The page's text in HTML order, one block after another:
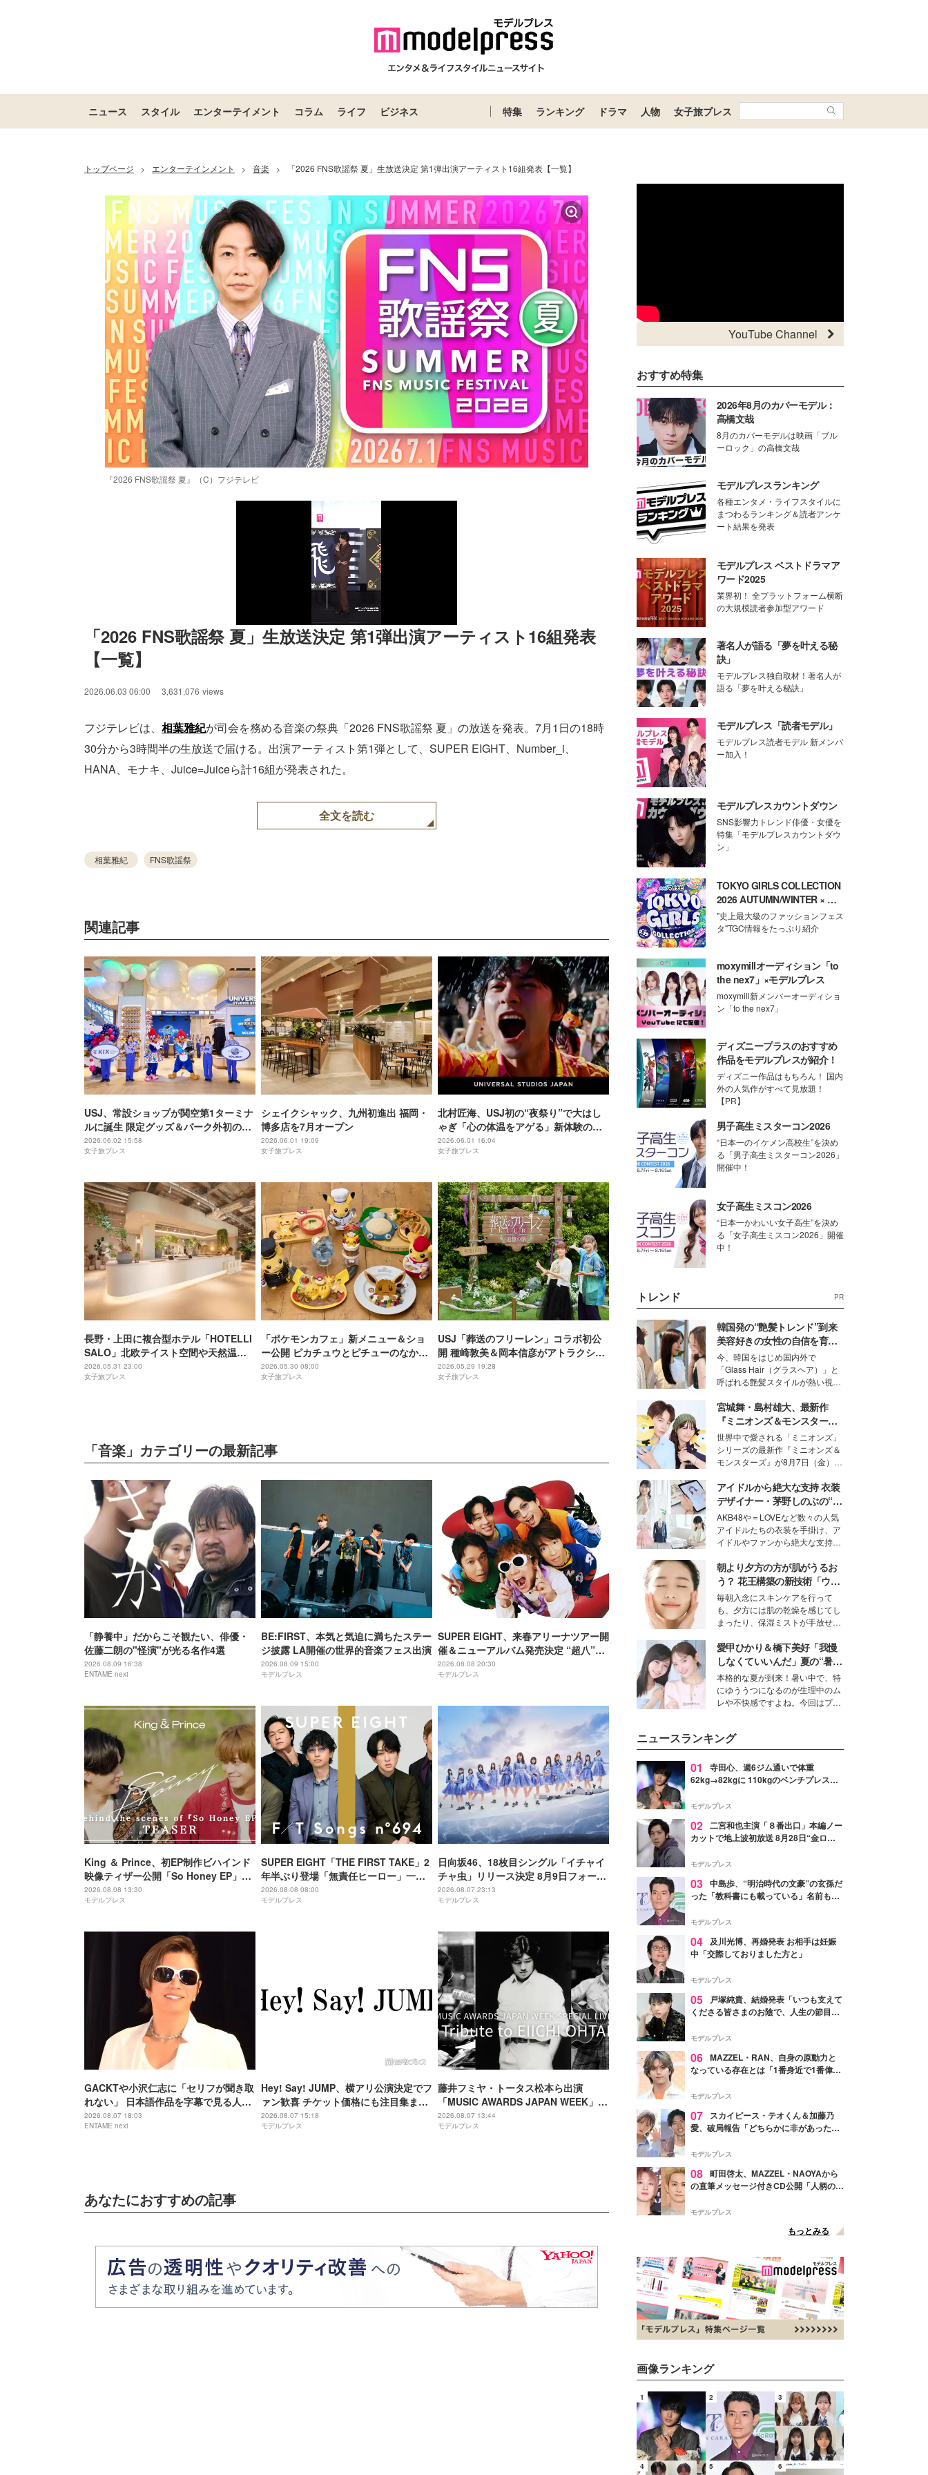
ニュース スタイル エンターテイメント コラム ライフ ビジネス 特集 ランキング ドラマ 人物 女子旅プレス
トップページ > エンターテインメント > 音楽 > 「2026 FNS歌謡祭 夏」生放送決定 第1弾出演アーティスト16組発表【一覧】
『2026 FNS歌謡祭 夏』（C）フジテレビ
「2026 FNS歌謡祭 夏」生放送決定 第1弾出演アーティスト16組発表
【一覧】
2026.06.03 06:00 3,631,076 views
フジテレビは、 相葉雅紀が司会を務める音楽の祭典「2026 FNS歌謡祭 夏」の放送を発表。7月1日の18時
30分から3時間半の生放送で届ける。出演アーティスト第1弾として、SUPER EIGHT、Number_i、
HANA、モナキ、Juice=Juiceら計16組が発表された。
全文を読む
相葉雅紀 FNS歌謡祭
関連記事
USJ、常設ショップが関空第1ターミナ
ルに誕生 限定グッズ＆パーク外初の専
用自販機も
2026.06.02 15:58
女子旅プレス
シェイクシャック、九州初進出 福岡・
博多店を7月オープン
2026.06.01 19:09
女子旅プレス
北村匠海、USJ初の“夜祭り”で大はし
ゃぎ「心の体温をアゲる」新体験の魅
力アピール
2026.06.01 16:04
女子旅プレス
長野・上田に複合型ホテル「HOTELLI
SALO」北欧テイスト空間や天然温泉
＆サウナで心身を整える
2026.05.31 23:00
女子旅プレス
「ポケモンカフェ」新メニュー＆ショ
ー公開 ピカチュウとピチューのなかよ
しカレーなど全6種
2026.05.30 08:00
女子旅プレス
USJ「葬送のフリーレン」コラボ初公
開 種崎敦美＆岡本信彦がアトラクショ
ン体験「涙が出そうに」
2026.05.29 19:28
女子旅プレス
「音楽」カテゴリーの最新記事
「静養中」だからこそ観たい、俳優・
佐藤二朗の"怪演"が光る名作4選
2026.08.09 16:38
ENTAME next
BE:FIRST、本気と気迫に満ちたステー
ジ披露 LA開催の世界的音楽フェス出演
2026.08.09 15:00
モデルプレス
SUPER EIGHT、来春アリーナツアー開
催＆ニューアルバム発売決定 “超八”の
日にサプライズ発表
2026.08.08 20:30
モデルプレス
King ＆ Prince、初EP制作ビハインド
映像ティザー公開「So Honey EP」初
回限定盤B収録
2026.08.08 13:30
モデルプレス
SUPER EIGHT「THE FIRST TAKE」2
年半ぶり登場「無責任ヒーロー」一発
撮り 令和8年8月8日公開・THEイナズ
マ戦隊と特別パフォーマンス
2026.08.08 08:00
モデルプレス
日向坂46、18枚目シングル「イチャイ
チャ虫」リリース決定 8月9日フォーメ
ーション発表へ
2026.08.07 23:13
モデルプレス
GACKTや小沢仁志に「セリフが聞き取
れない」 日本語作品を字幕で見る人が
増えている背景
2026.08.07 18:03
ENTAME next
Hey! Say! JUMP、横アリ公演決定でフ
ァン歓喜 チケット価格にも注目集まる
「激アツ」「平成に戻ったみたい」
2026.08.07 15:18
モデルプレス
藤井フミヤ・トータス松本ら出演
「MUSIC AWARDS JAPAN WEEK」人
気2公演、Leminoで配信決定
2026.08.07 13:44
モデルプレス
あなたにおすすめの記事
YouTube Channel
おすすめ特集
2026年8月のカバーモデル：
高橋文哉
8月のカバーモデルは映画「ブル
ーロック」の高橋文哉
モデルプレスランキング
各種エンタメ・ライフスタイルに
まつわるランキング＆読者アンケ
ート結果を発表
モデルプレス ベストドラマア
ワード2025
業界初！ 全プラットフォーム横断
の大規模読者参加型アワード
著名人が語る「夢を叶える秘
訣」
モデルプレス独自取材！著名人が
語る「夢を叶える秘訣」
モデルプレス「読者モデル」
モデルプレス読者モデル 新メンバ
ー加入！
モデルプレスカウントダウン
SNS影響力トレンド俳優・女優を
特集「モデルプレスカウントダウ
ン」
TOKYO GIRLS COLLECTION
2026 AUTUMN/WINTER × モ
デルプレス
"史上最大級のファッションフェス
タ"TGC情報をたっぷり紹介
moxymillオーディション「to
the nex7」×モデルプレス
moxymill新メンバーオーディショ
ン「to the nex7」
ディズニープラスのおすすめ
作品をモデルプレスが紹介！
ディズニー作品はもちろん！ 国内
外の人気作がすべて見放題！
【PR】
男子高生ミスターコン2026
“日本一のイケメン高校生”を決め
る「男子高生ミスターコン2026」
開催中！
女子高生ミスコン2026
“日本一かわいい女子高生”を決め
る「女子高生ミスコン2026」開催
中！
トレンド PR
韓国発の“艶髪トレンド”到来
美容好きの女性の自信を育む
「ヘアケア事情」って？
今、韓国をはじめ国内外で
「Glass Hair（グラスヘア）」と
呼ばれる艶髪スタイルが熱い視線
ションの完成度を高めるベースと
して、“髪そのものの美しさ”に改
めて注目する人が増えている様
子。今回は、そんな憧れの艶やか
な髪を日常で叶える、美容好きの
女性たちのヘアケア事情を紹介し
ます。
宮城舞・島村雄大、最新作
『ミニオンズ＆モンスター
ズ』の魅力熱弁 ハチャメチャ
だけじゃない“友情と絆”に感
動
世界中で愛される「ミニオンズ」
シリーズの最新作『ミニオンズ＆
モンスターズ』が8月7日（金）に
ニオン好き”という共通点を持つモ
デルの宮城舞と島村雄大の特別対
談をお届け！それぞれの視点か
ら、今作ならではの魅力や予想外
の感動をもたらす奥深いストーリ
ーについて熱く語り合ってもらっ
た。
アイドルから絶大な支持 衣装
デザイナー・茅野しのぶの“可
愛い”を作る美学＜「シチズン
クロスシー」インタビュー＞
AKB48や＝LOVEなど数々の人気
アイドルたちの衣装を手掛け、ア
イドルやファンから絶大な支持を
取締役兼クリエイティブディレク
ター・茅野しのぶ。一人ひとりの
個性に寄り添い、魅力を引き出す
衣装作りは、多くの女性たちに勇
気と自信を与え続けている。
朝より夕方の方が肌がうるお
う？ 花王構築の新技術「ウォ
ーターキャプチャリングスキ
ン（捕水肌）」がスキンケア
の常識を変える予感
毎朝入念にスキンケアを行って
も、夕方には肌の乾燥を感じてし
まったり、保湿ミストが手放せな
な美容の常識を大きく変える可能
性を秘めた、革新的な「Water
Capturing Skin（ウォーターキャ
プチャリングスキン：捕水肌）」
技術を、花王が構築した。
愛甲ひかり＆橋下美好「我慢
しなくていいんだ」夏の“暑さ
対策”の新しい選択肢とは？
本格的な夏が到来！暑い中で、特
にゆううつになるのが生理中のム
レや不快感ですよね。今回はプラ
好さんを迎えて本音で女子会トー
ク。猛暑のお出かけを快適に過ご
すヒントや、2人が感動した夏の
生理の新常識にも迫りました。
ニュースランキング
01
寺田心、週6ジム通いで体重
62kg→82kgに 110kgのベンチプレス持
「かっこいい」と反響
モデルプレス
02 二宮和也主演「８番出口」本編ノー
カットで地上波初放送 8月28日“金ロ
モデルプレス
03 中島歩、“明治時代の文豪”の玄孫だ
った「教科書にも載っている」名前も先
モデルプレス
04 及川光博、再婚発表 お相手は妊娠
中「交際しておりました方と」
モデルプレス
05
戸塚純貴、結婚発表「いつも支えて
くださる皆さまのお陰で、人生の節目を
す」【全文】
モデルプレス
06 MAZZEL・RAN、自身の原動力と
なっている存在とは「1番身近で1番偉大
モデルプレス
07
スカイピース・テオくん＆加藤乃
愛、破局報告「どちらかに非があったわ
モデルプレス
08 町田啓太、MAZZEL・NAOYAから
の直筆メッセージ付きCD公開「人柄の良
モデルプレス
もっとみる
画像ランキング
1 2 3
4 5 6